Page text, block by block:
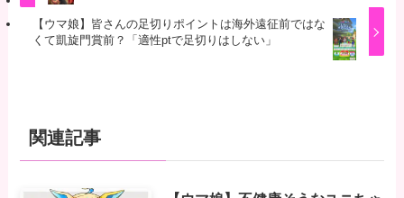
【ウマ娘】皆さんの足切りポイントは海外遠征前ではな
くて凱旋門賞前？「適性ptで足切りはしない」
関連記事